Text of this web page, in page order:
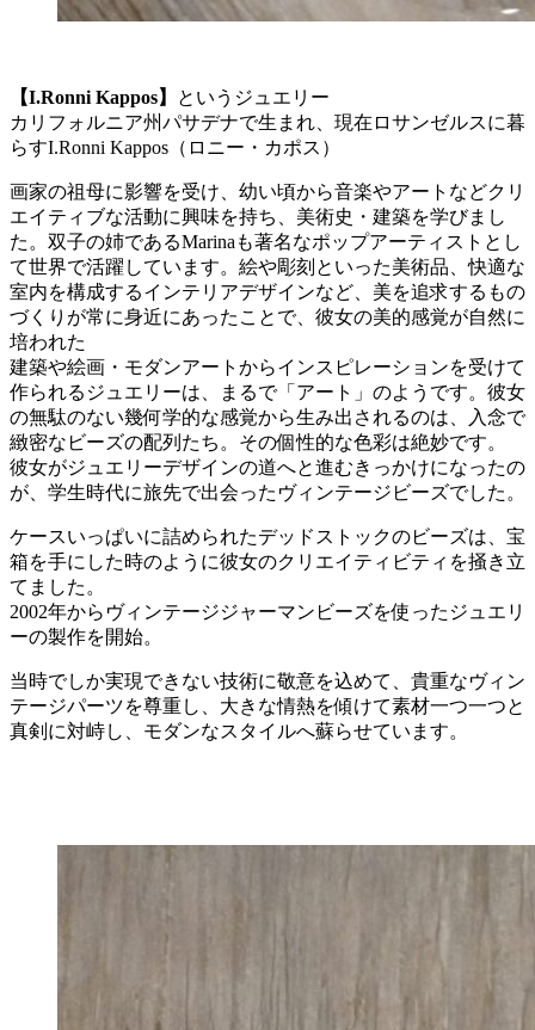
【I.Ronni Kappos】
というジュエリー
カリフォルニア州パサデナで生まれ、現在ロサンゼルスに暮
らすI.Ronni Kappos（ロニー・カポス）
画家の祖母に影響を受け、幼い頃から音楽やアートなどクリ
エイティブな活動に興味を持ち、美術史・建築を学びまし
た。双子の姉であるMarinaも著名なポップアーティストとし
て世界で活躍しています。絵や彫刻といった美術品、快適な
室内を構成するインテリアデザインなど、美を追求するもの
づくりが常に身近にあったことで、彼女の美的感覚が自然に
培われた
建築や絵画・モダンアートからインスピレーションを受けて
作られるジュエリーは、まるで「アート」のようです。彼女
の無駄のない幾何学的な感覚から生み出されるのは、入念で
緻密なビーズの配列たち。その個性的な色彩は絶妙です。
彼女がジュエリーデザインの道へと進むきっかけになったの
が、学生時代に旅先で出会ったヴィンテージビーズでした。
ケースいっぱいに詰められたデッドストックのビーズは、宝
箱を手にした時のように彼女のクリエイティビティを掻き立
てました。
2002年からヴィンテージジャーマンビーズを使ったジュエリ
ーの製作を開始。
当時でしか実現できない技術に敬意を込めて、貴重なヴィン
テージパーツを尊重し、大きな情熱を傾けて素材一つ一つと
真剣に対峙し、モダンなスタイルへ蘇らせています。